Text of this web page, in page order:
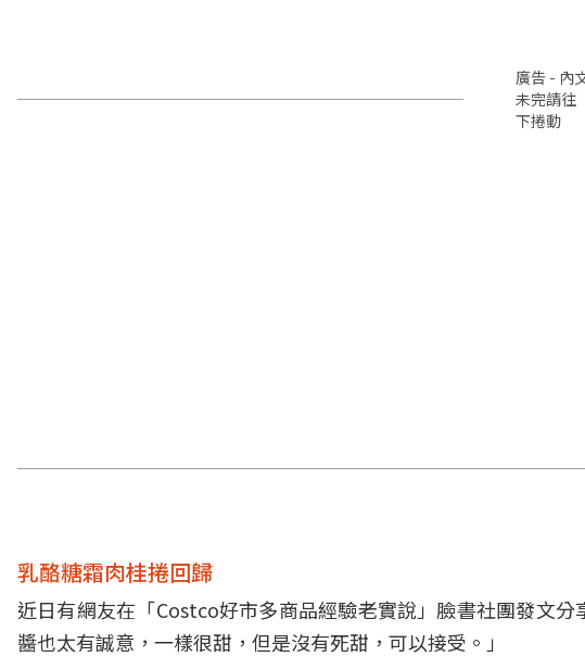
廣告 - 內
未完請往
下捲動
乳酪糖霜肉桂捲回歸
近日有網友在「Costco好市多商品經驗老實說」臉書社團發文
醬也太有誠意，一樣很甜，但是沒有死甜，可以接受。」